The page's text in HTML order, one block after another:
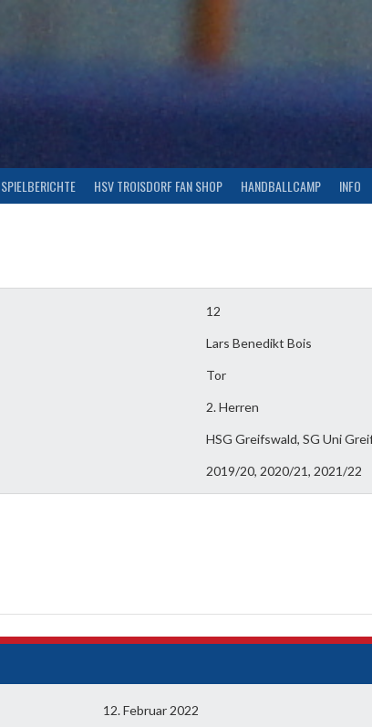
SPIELBERICHTE HSV TROISDORF FAN SHOP HANDBALLCAMP INFO
12
Lars Benedikt Bois
Tor
2. Herren
HSG Greifswald, SG Uni
2019/20, 2020/21, 2021/22
12. Februar 2022